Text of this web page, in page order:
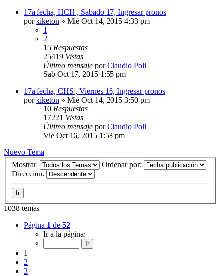
17a fecha, HCH , Sabado 17, Ingresar pronos
porkiketon » Mié Oct 14, 2015 4:33 pm
1
2
15 Respuestas
25419 Vistas
Último mensaje porClaudio Poli
Sab Oct 17, 2015 1:55 pm
17a fecha, CHS , Viernes 16, Ingresar pronos
porkiketon » Mié Oct 14, 2015 3:50 pm
10 Respuestas
17221 Vistas
Último mensaje porClaudio Poli
Vie Oct 16, 2015 1:58 pm
Nuevo Tema
Mostrar:
Ordenar por:
Dirección:
1038 temas
Página 1 de 52
Ir a la página:
1
2
3